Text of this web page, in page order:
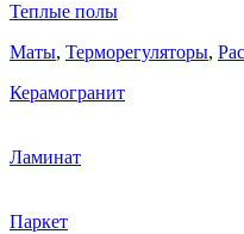
Теплые полы
Маты, Терморегуляторы,
Керамогранит
Ламинат
Паркет